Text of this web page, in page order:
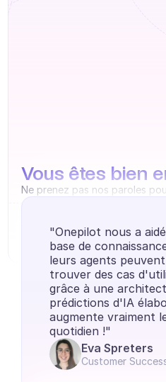
Analytics
Plateforme
Ecommerce
Éducation
Fintech
Assurance
Vous êtes bien
Ne prenez pas nos paroles
"Onepilot nous a
base de
leurs agents
trouver des cas
grâce à une
prédictions d'IA
augmente vraiment
quotidien !"
Eva Spreters
Customer